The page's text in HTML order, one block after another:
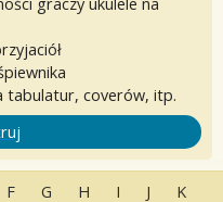
graczy ukulele na
tabulatur, coverów, itp.
F G H I J
K